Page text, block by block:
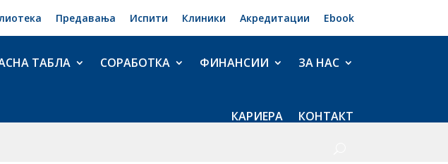
Предавања Испити Клиники Акредитации Ebook
ТАБЛА СОРАБОТКА ФИНАНСИИ ЗА НАС
КАРИЕРА КОНТАКТ